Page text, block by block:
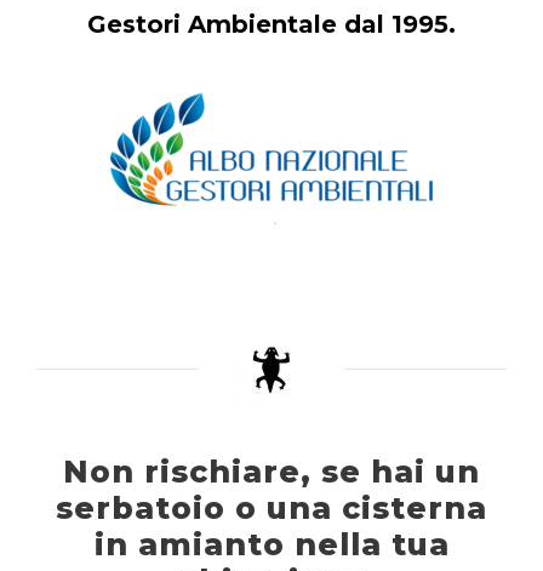
Gestori Ambientale dal 1995.
Non rischiare, se hai un
serbatoio o una cisterna
in amianto nella tua